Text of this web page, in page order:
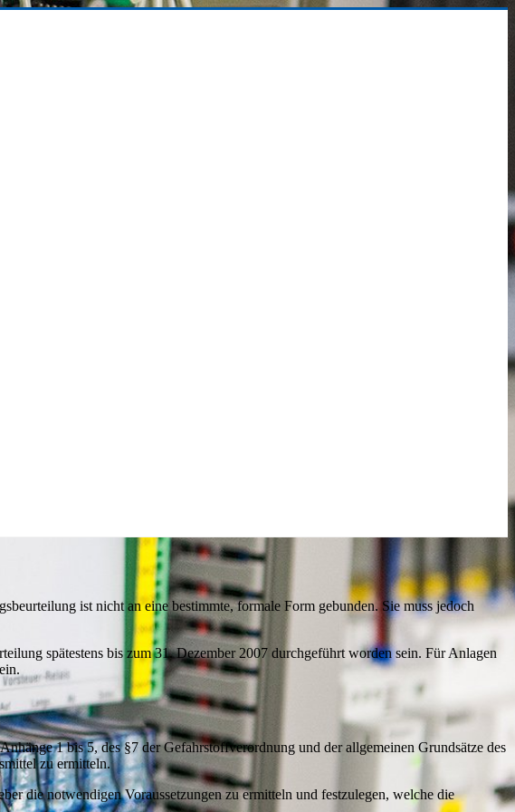
ist nicht an eine bestimmte, formale Form gebunden. Sie muss jedoch
spätestens bis zum 31. Dezember 2007 durchgeführt worden sein. Für Anlagen
1 bis 5, des §7 der Gefahrstoffverordnung und der allgemeinen Grundsätze des
zu ermitteln.
die notwendigen Voraussetzungen zu ermitteln und festzulegen, welche die